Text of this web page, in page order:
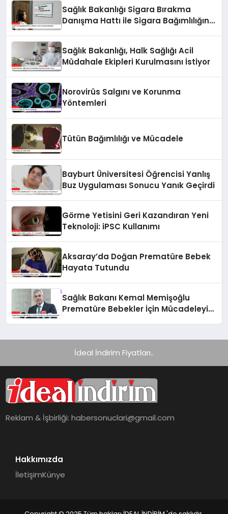
Sağlık Bakanlığı Sigara Bırakma
Danışma Hattı ile Sigara Bağımlılığına
Sağlık Bakanlığı, Halk Sağlığı Acil
Müdahale Ekipleri Kurulmasını İstiyor
Norovirüs Salgını ve Korunma
Yöntemleri
Tütün Bağımlılığı ve Mücadele
Bayburt Üniversitesi Öğrencisi Yanlış
Buz Uygulaması Sonucu Yanık Geçirdi
Görme Yetisini Geri Kazandıran Yeni
Teknoloji: iPSC Kullanımı
Aksaray’da Doğan Prematüre Bebek
Hayata Tutundu
Sağlık Bakanı Kemal Memişoğlu
Prematüre Bebekler İçin Mücadeleyi
İdeal İndirim Fiyatları..
Reklam & İşbirliği:habersonuclari@gmail.com
Hakkımızda
İletişimKünye